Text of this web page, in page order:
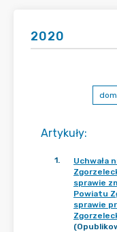
2020
Artykuły:
1.
Uchwała
sprawie
Powiatu
sprawie